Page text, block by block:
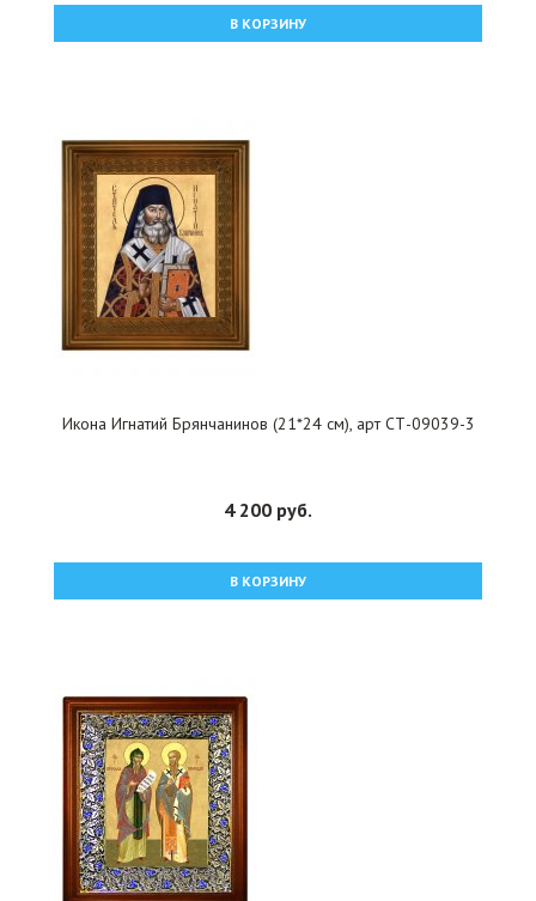
В КОРЗИНУ
Икона Игнатий Брянчанинов (21*24 см), арт СТ-09039-3
4 200 руб.
В КОРЗИНУ